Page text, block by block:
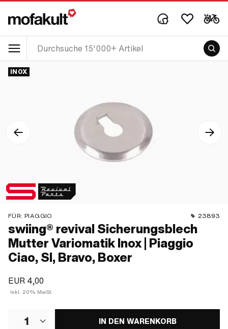
INOX
FÜR: PIAGGIO 23893
swiing® revival Sicherungsblech
Mutter Variomatik Inox | Piaggio
Ciao, SI, Bravo, Boxer
EUR 4,00
Inkl. 20% MwSt.
1 IN DEN WARENKORB